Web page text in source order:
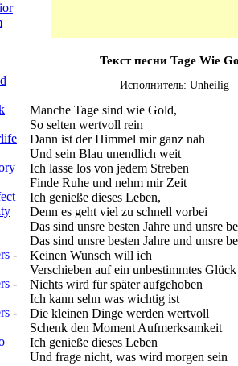
-
-
-
Текст песни Tage Wie
Исполнитель: Unheilig
Manche Tage sind wie Gold,
So selten wertvoll rein
Dann ist der Himmel mir ganz nah
Und sein Blau unendlich weit
Ich lasse los von jedem Streben
Finde Ruhe und nehm mir Zeit
Ich genieße dieses Leben,
Denn es geht viel zu schnell vorbei
Das sind unsre besten Jahre und unsre
Das sind unsre besten Jahre und unsre
Keinen Wunsch will ich
Verschieben auf ein unbestimmtes Glück
Nichts wird für später aufgehoben
Ich kann sehn was wichtig ist
Die kleinen Dinge werden wertvoll
Schenk den Moment Aufmerksamkeit
Ich genieße dieses Leben
Und frage nicht, was wird morgen sein